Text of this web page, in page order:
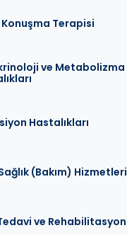
Konuşma Terapisi
ve Metabolizma
Hastalıkları
(Bakım) Hizmetleri
ve Rehabilitasyon